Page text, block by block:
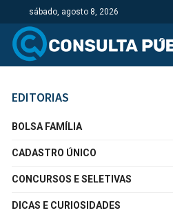
sábado, agosto 8, 2026
EDITORIAS
BOLSA FAMÍLIA
CADASTRO ÚNICO
CONCURSOS E SELETIVAS
DICAS E CURIOSIDADES